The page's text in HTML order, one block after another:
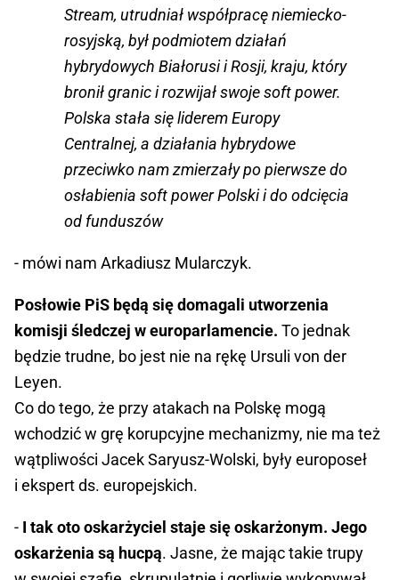
Stream, utrudniał współpracę niemiecko-
rosyjską, był podmiotem działań
hybrydowych Białorusi i Rosji, kraju, który
bronił granic i rozwijał swoje soft power.
Polska stała się liderem Europy
Centralnej, a działania hybrydowe
przeciwko nam zmierzały po pierwsze do
osłabienia soft power Polski i do odcięcia
od funduszów
- mówi nam Arkadiusz Mularczyk.
Posłowie PiS będą się domagali utworzenia
komisji śledczej w europarlamencie. To jednak
będzie trudne, bo jest nie na rękę Ursuli von der
Leyen.
Co do tego, że przy atakach na Polskę mogą
wchodzić w grę korupcyjne mechanizmy, nie ma też
wątpliwości Jacek Saryusz-Wolski, były europoseł
i ekspert ds. europejskich.
- I tak oto oskarżyciel staje się oskarżonym. Jego
oskarżenia są hucpą. Jasne, że mając takie trupy